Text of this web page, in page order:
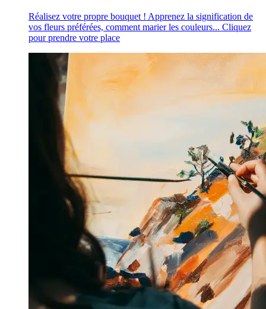
Réalisez votre propre bouquet ! Apprenez la signification de
vos fleurs préférées, comment marier les couleurs... Cliquez
pour prendre votre place